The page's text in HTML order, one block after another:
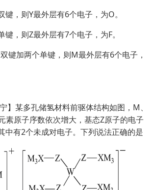
键，则Y最外层有6个电子，为O。
键，则Z最外层有7个电子，为F。
键加两个单键，则M最外层有6个电子，
】某多孔储氢材料前驱体结构如图，M、
素原子序数依次增大，基态Z原子的电子
中有2个未成对电子。下列说法正确的是